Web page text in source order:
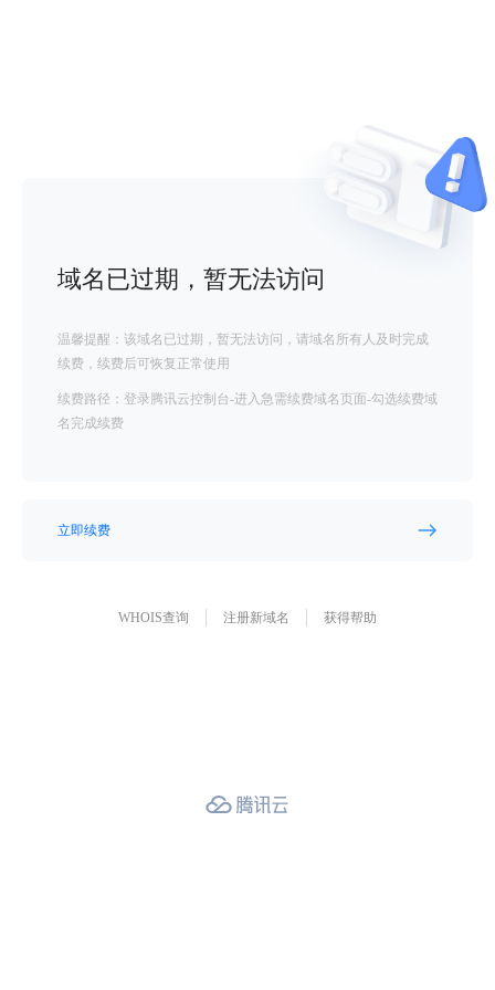
域名已过期，暂无法访问
温馨提醒：该域名已过期，暂无法访问，请域名所有人及时完成
续费，续费后可恢复正常使用
续费路径：登录腾讯云控制台-进入急需续费域名页面-勾选续费域
名完成续费
立即续费
WHOIS查询 注册新域名 获得帮助